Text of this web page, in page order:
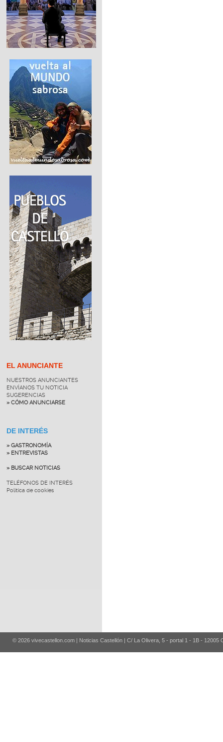
EL ANUNCIANTE
NUESTROS ANUNCIANTES
ENVÍANOS TU NOTICIA
SUGERENCIAS
» CÓMO ANUNCIARSE
DE INTERÉS
» GASTRONOMÍA
» ENTREVISTAS
» BUSCAR NOTICIAS
TELÉFONOS DE INTERÉS
Política de cookies
© 2026 vivecastellon.com | Noticias Castellón | C/ La Olivera, 5 - portal 1 - 1B - 12005